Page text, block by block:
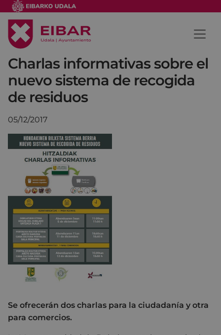
Charlas informativas sobre el
nuevo sistema de recogida
de residuos
05/12/2017
Se ofrecerán dos charlas para la ciudadanía y otra
para comercios.